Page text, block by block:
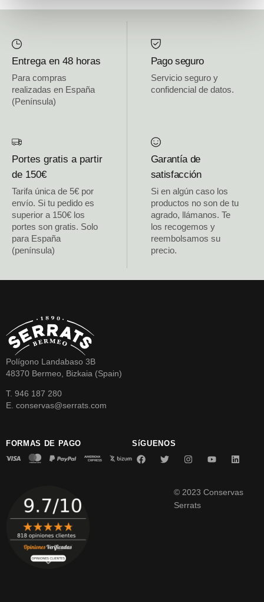
Entrega en 48 horas
Para compras
realizadas en España
(Península)
Pago seguro
Servicio seguro y
confidencial de datos.
Portes gratis a partir
de 150€
Tarifa única de 5€ por
envío. Si tu pedido es
superior a 150€ los
portes son gratis. Solo
para España
(península)
Garantía de
satisfacción
Si en algún caso los
productos no son de tu
agrado, llámanos. Te
los recogemos y
reembolsamos su
precio.
Polígono Landabaso 3B
48370 Bermeo, Bizkaia (Spain)
T. 946 187 280
E. conservas@serrats.com
FORMAS DE PAGO SíGUENOS
© 2023 Conservas
Serrats